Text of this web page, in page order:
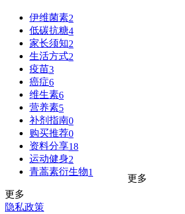
伊维菌素2
低碳抗糖4
家长须知2
生活方式2
疫苗3
癌症6
维生素6
营养素5
补剂指南0
购买推荐0
资料分享18
运动健身2
青蒿素衍生物1
更多
更多
隐私政策